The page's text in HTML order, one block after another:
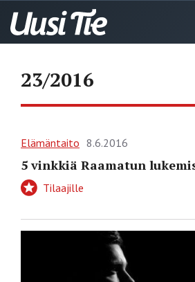
23/2016
Elämäntaito 8.6.2016
5 vinkkiä Raamatun
Tilaajille